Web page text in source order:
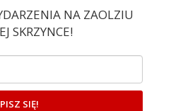
NA ZAOLZIU
SKRZYNCE!
SIĘ!